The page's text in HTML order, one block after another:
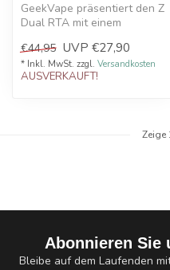
GeekVape präsentiert den Z
Dual RTA mit einem
auslausicher...
€44,95 UVP €27,90
* Inkl. MwSt. zzgl. Versandkosten
AUSVERKAUFT!
Zeige
Abonnieren Sie
Bleibe auf dem Laufenden